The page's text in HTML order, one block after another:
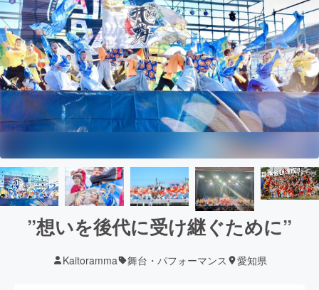
”想いを後代に受け継ぐために”
Kaitoramma 舞台・パフォーマンス 愛知県